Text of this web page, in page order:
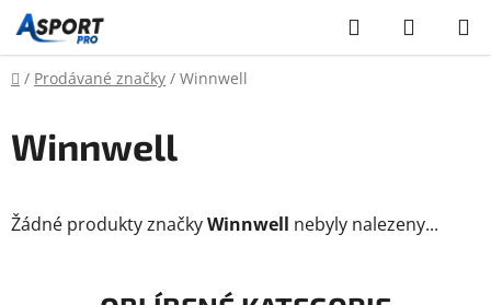
Přejít
na
obsah
Hledat
KOŠÍK
Domů
/ Prodávané značky / Winnwell
Winnwell
Žádné produkty značkyWinnwell nebyly nalezeny...